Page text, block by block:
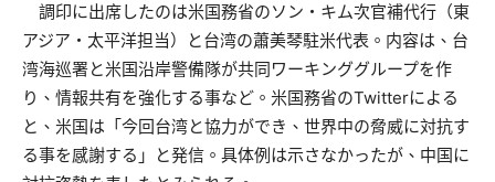
調印に出席したのは米国務省のソン・キム次官補代行（東
アジア・太平洋担当）と台湾の蕭美琴駐米代表。内容は、台
湾海巡署と米国沿岸警備隊が共同ワーキンググループを作
り、情報共有を強化する事など。米国務省のTwitterによる
と、米国は「今回台湾と協力ができ、世界中の脅威に対抗す
る事を感謝する」と発信。具体例は示さなかったが、中国に